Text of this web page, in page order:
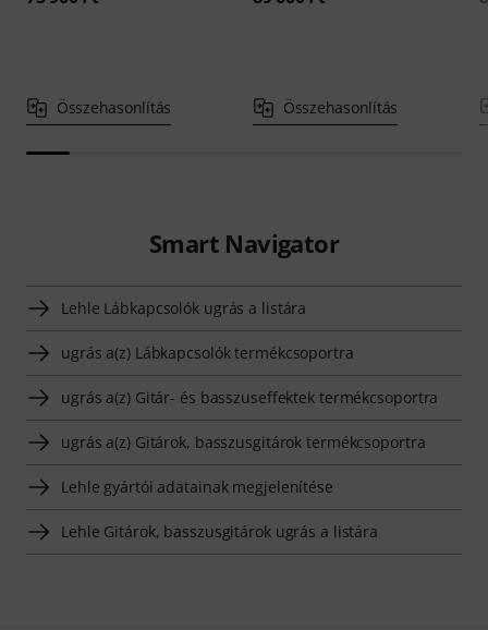
Összehasonlítás Összehasonlítás
Smart Navigator
Lehle Lábkapcsolók ugrás a listára
ugrás a(z) Lábkapcsolók termékcsoportra
ugrás a(z) Gitár- és basszuseffektek termékcsoportra
ugrás a(z) Gitárok, basszusgitárok termékcsoportra
Lehle gyártói adatainak megjelenítése
Lehle Gitárok, basszusgitárok ugrás a listára